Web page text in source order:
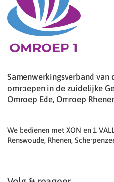
Samenwerkingsverband
omroepen in de zuidelijke
Omroep Ede, Omroep
We bedienen met XON en 1
Renswoude, Rhenen,